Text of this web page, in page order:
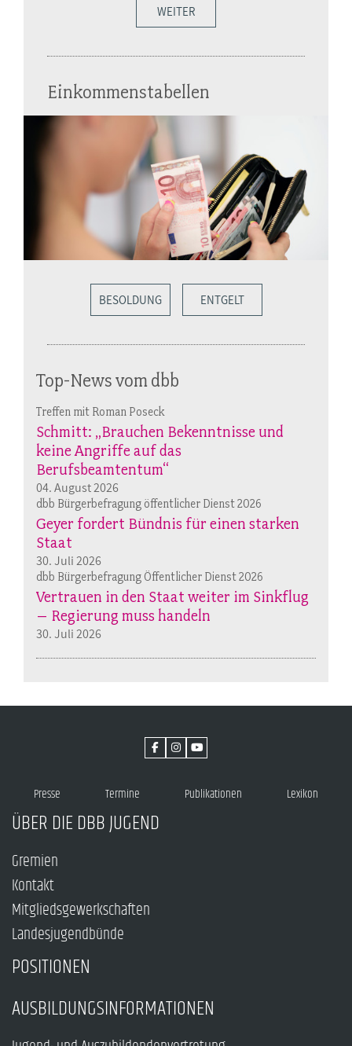
WEITER
Einkommenstabellen
BESOLDUNG ENTGELT
Top-News vom dbb
Treffen mit Roman Poseck
Schmitt: „Brauchen Bekenntnisse und
keine Angriffe auf das
Berufsbeamtentum“
04. August 2026
dbb Bürgerbefragung öffentlicher Dienst 2026
Geyer fordert Bündnis für einen starken
Staat
30. Juli 2026
dbb Bürgerbefragung Öffentlicher Dienst 2026
Vertrauen in den Staat weiter im Sinkflug
– Regierung muss handeln
30. Juli 2026
Presse Termine Publikationen Lexikon
ÜBER DIE DBB JUGEND
Gremien
Kontakt
Mitgliedsgewerkschaften
Landesjugendbünde
POSITIONEN
AUSBILDUNGSINFORMATIONEN